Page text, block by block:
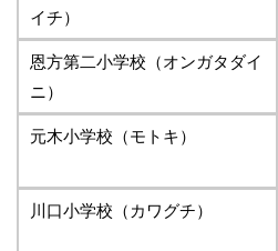
イチ）
恩方第二小学校（オンガタダイ
ニ）
元木小学校（モトキ）
川口小学校（カワグチ）